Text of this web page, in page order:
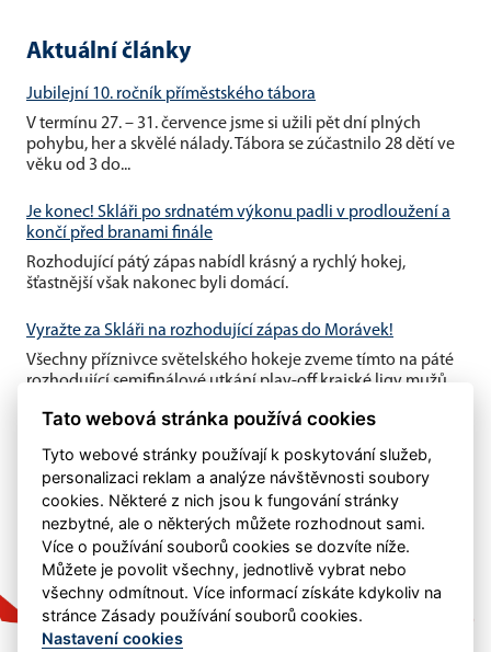
Aktuální články
Jubilejní 10. ročník příměstského tábora
V termínu 27. – 31. července jsme si užili pět dní plných
pohybu, her a skvělé nálady. Tábora se zúčastnilo 28 dětí ve
věku od 3 do...
Je konec! Skláři po srdnatém výkonu padli v prodloužení a
končí před branami finále
Rozhodující pátý zápas nabídl krásný a rychlý hokej,
šťastnější však nakonec byli domácí.
Vyražte za Skláři na rozhodující zápas do Morávek!
Všechny příznivce světelského hokeje zveme tímto na páté
rozhodující semifinálové utkání play-off krajské ligy mužů,
Tato webová stránka používá cookies
Tyto webové stránky používají k poskytování služeb,
personalizaci reklam a analýze návštěvnosti soubory
cookies. Některé z nich jsou k fungování stránky
nezbytné, ale o některých můžete rozhodnout sami.
Více o používání souborů cookies se dozvíte níže.
Můžete je povolit všechny, jednotlivě vybrat nebo
všechny odmítnout. Více informací získáte kdykoliv na
stránce Zásady používání souborů cookies.
Nastavení cookies